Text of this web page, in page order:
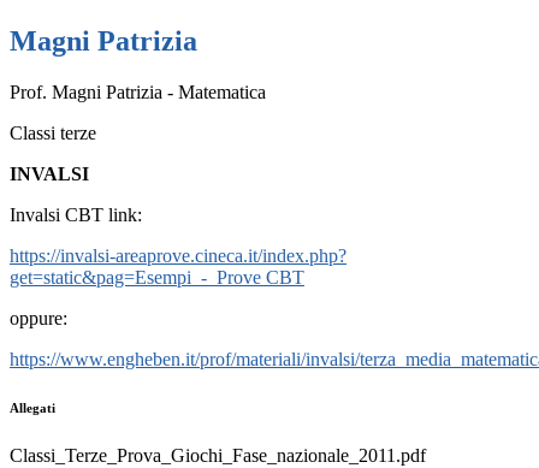
Magni Patrizia
Prof. Magni Patrizia - Matematica
Classi terze
INVALSI
Invalsi CBT link:
https://invalsi-areaprove.cineca.it/index.php?
get=static&pag=Esempi_-_Prove CBT
oppure:
https://www.engheben.it/prof/materiali/invalsi/
Allegati
Classi_Terze_Prova_Giochi_Fase_nazionale_2011.pdf